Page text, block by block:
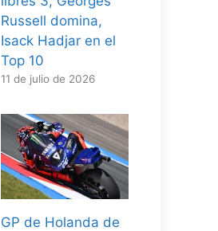
Russell domina,
Isack Hadjar en el
Top 10
11 de julio de 2026
GP de Holanda de